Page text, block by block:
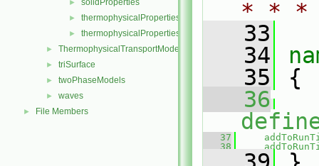
► solidProperties
► thermophysicalProperties
► thermophysicalPropertiesSelector
► ThermophysicalTransportModels
► triSurface
► twoPhaseModels
► waves
► File Members
* *
   33
   34
   35
{
   36
   37
   38